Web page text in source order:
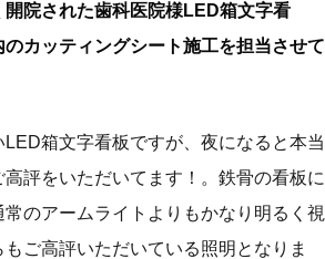
院された歯科医院様LED箱文字看
カッティングシート施工を担当させて
箱文字看板ですが、夜になると本当
評をいただいてます！。鉄骨の看板に
のアームライトよりもかなり明るく視
ご高評いただいている照明となりま